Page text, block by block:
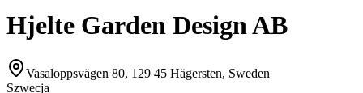
Hjelte Garden Design AB
Vasaloppsvägen 80, 129 45 Hägersten, Sweden
Szwecja